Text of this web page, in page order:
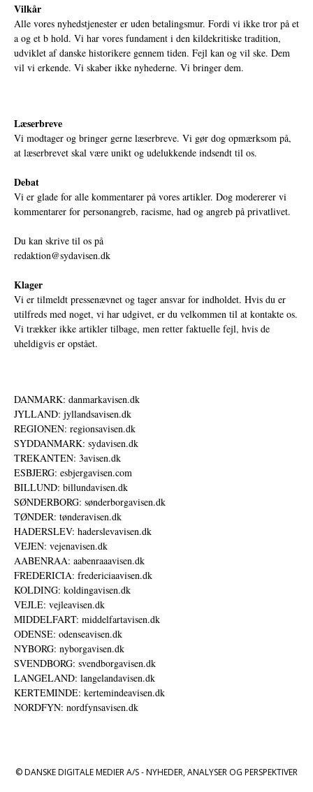
Vilkår
Alle vores nyhedstjenester er uden betalingsmur. Fordi vi ikke tror på et
a og et b hold. Vi har vores fundament i den kildekritiske tradition,
udviklet af danske historikere gennem tiden. Fejl kan og vil ske. Dem
vil vi erkende. Vi skaber ikke nyhederne. Vi bringer dem.
Læserbreve
Vi modtager og bringer gerne læserbreve. Vi gør dog opmærksom på,
at læserbrevet skal være unikt og udelukkende indsendt til os.
Debat
Vi er glade for alle kommentarer på vores artikler. Dog modererer vi
kommentarer for personangreb, racisme, had og angreb på privatlivet.
Du kan skrive til os på
redaktion@sydavisen.dk
Klager
Vi er tilmeldt pressenævnet og tager ansvar for indholdet. Hvis du er
utilfreds med noget, vi har udgivet, er du velkommen til at kontakte os.
Vi trækker ikke artikler tilbage, men retter faktuelle fejl, hvis de
uheldigvis er opstået.
DANMARK: danmarkavisen.dk
JYLLAND: jyllandsavisen.dk
REGIONEN: regionsavisen.dk
SYDDANMARK: sydavisen.dk
TREKANTEN: 3avisen.dk
ESBJERG: esbjergavisen.com
BILLUND: billundavisen.dk
SØNDERBORG: sønderborgavisen.dk
TØNDER: tønderavisen.dk
HADERSLEV: haderslevavisen.dk
VEJEN: vejenavisen.dk
AABENRAA: aabenraaavisen.dk
FREDERICIA: fredericiaavisen.dk
KOLDING: koldingavisen.dk
VEJLE: vejleavisen.dk
MIDDELFART: middelfartavisen.dk
ODENSE: odenseavisen.dk
NYBORG: nyborgavisen.dk
SVENDBORG: svendborgavisen.dk
LANGELAND: langelandavisen.dk
KERTEMINDE: kertemindeavisen.dk
NORDFYN: nordfynsavisen.dk
© DANSKE DIGITALE MEDIER A/S - NYHEDER, ANALYSER OG PERSPEKTIVER